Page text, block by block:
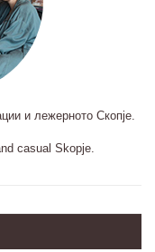
и лежерното Скопје.
casual Skopje.